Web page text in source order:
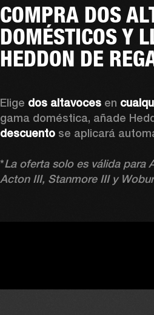
COMPRA DOS
DOMÉSTICOS Y
HEDDON DE
Elige dos altavoces en
descuento se aplicará
*La oferta solo es válida para
Acton III, Stanmore III y